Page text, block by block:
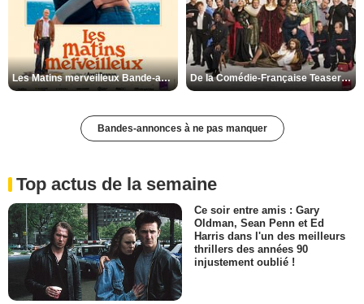
Les Matins merveilleux Bande-annonce VF De la Comédie-Française Teaser VF
Bandes-annonces à ne pas manquer
Top actus de la semaine
Ce soir entre amis : Gary
Oldman, Sean Penn et Ed
Harris dans l'un des meilleurs
thrillers des années 90
injustement oublié !